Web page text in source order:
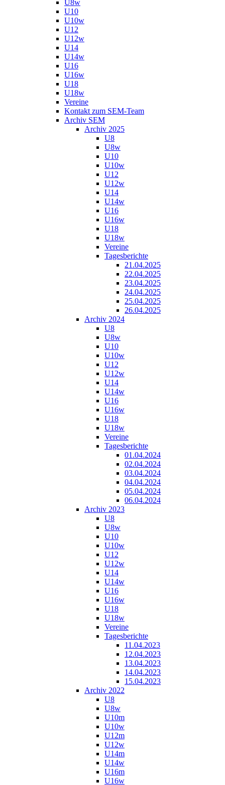
U8w
U10
U10w
U12
U12w
U14
U14w
U16
U16w
U18
U18w
Vereine
Kontakt zum SEM-Team
Archiv SEM
Archiv 2025
U8
U8w
U10
U10w
U12
U12w
U14
U14w
U16
U16w
U18
U18w
Vereine
Tagesberichte
21.04.2025
22.04.2025
23.04.2025
24.04.2025
25.04.2025
26.04.2025
Archiv 2024
U8
U8w
U10
U10w
U12
U12w
U14
U14w
U16
U16w
U18
U18w
Vereine
Tagesberichte
01.04.2024
02.04.2024
03.04.2024
04.04.2024
05.04.2024
06.04.2024
Archiv 2023
U8
U8w
U10
U10w
U12
U12w
U14
U14w
U16
U16w
U18
U18w
Vereine
Tagesberichte
11.04.2023
12.04.2023
13.04.2023
14.04.2023
15.04.2023
Archiv 2022
U8
U8w
U10m
U10w
U12m
U12w
U14m
U14w
U16m
U16w